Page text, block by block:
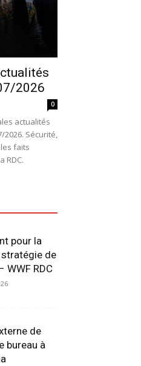
2026
0
actualités
Sécurité,
faits
RDC.
pour la
de
RDC
de
bureau à